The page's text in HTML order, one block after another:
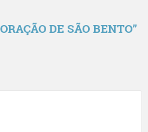
ORAÇÃO DE SÃO BENTO”